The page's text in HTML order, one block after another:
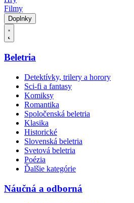
Filmy
Doplnky
Beletria
Detektívky, trilery a horory
Sci-fi a fantasy
Komiksy
Romantika
Spoločenská beletria
Klasika
Historické
Slovenská beletria
Svetová beletria
Poézia
Ďalšie kategórie
Náučná a odborná